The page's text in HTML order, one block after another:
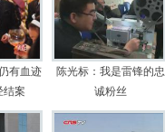
有血迹
结案
陈光标：我是雷锋的忠
诚粉丝